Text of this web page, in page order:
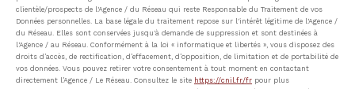
clientèle/prospects de l'Agence / du Réseau qui reste Responsable du Traitement de vos
Données personnelles. La base légale du traitement repose sur l'intérêt légitime de l'Agence /
du Réseau. Elles sont conservées jusqu'à demande de suppression et sont destinées à
l'Agence / au Réseau. Conformément à la loi « informatique et libertés », vous disposez des
droits d’accès, de rectification, d’effacement, d’opposition, de limitation et de portabilité de
vos données. Vous pouvez retirer votre consentement à tout moment en contactant
directement l’Agence / Le Réseau. Consultez le site https://cnil.fr/fr pour plus